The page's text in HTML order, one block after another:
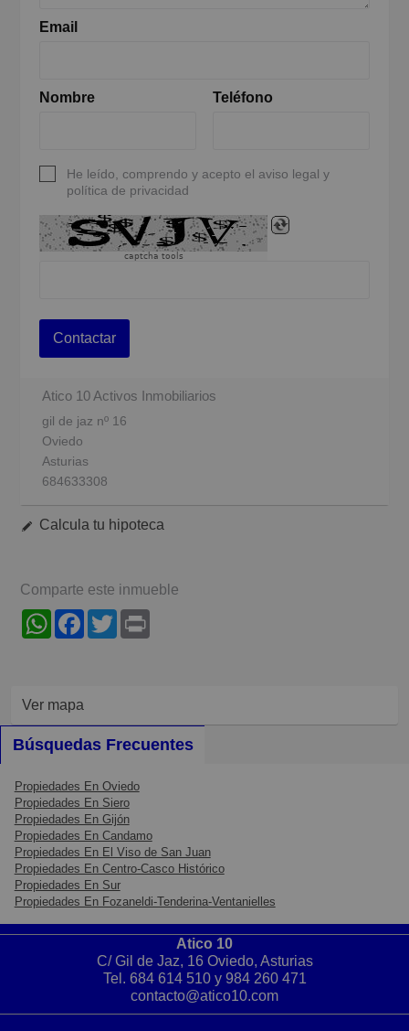
Email
Nombre Teléfono
He leído, comprendo y acepto el aviso legal y
política de privacidad
captcha tools
Contactar
Atico 10 Activos Inmobiliarios
gil de jaz nº 16
Oviedo
Asturias
684633308
Calcula tu hipoteca
Comparte este inmueble
WhatsAppFacebook
Twitter
Ver mapa
Búsquedas Frecuentes
Propiedades En Oviedo
Propiedades En Siero
Propiedades En Gijón
Propiedades En Candamo
Propiedades En El Viso de San Juan
Propiedades En Centro-Casco Histórico
Propiedades En Sur
Propiedades En Fozaneldi-Tenderina-Ventanielles
Atico 10
C/ Gil de Jaz, 16 Oviedo, Asturias
Tel. 684 614 510y 984 260 471
contacto@atico10.com